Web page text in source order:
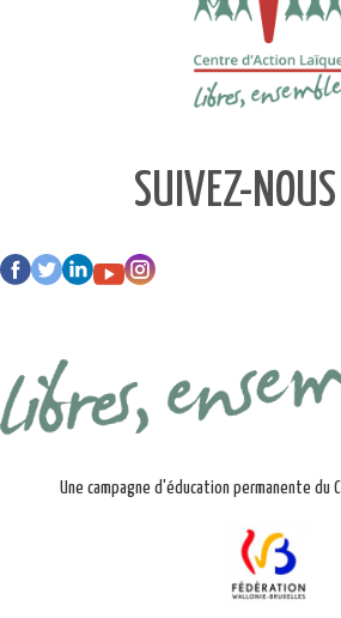
SUIVEZ-
Une campagne d'éducation permanente du